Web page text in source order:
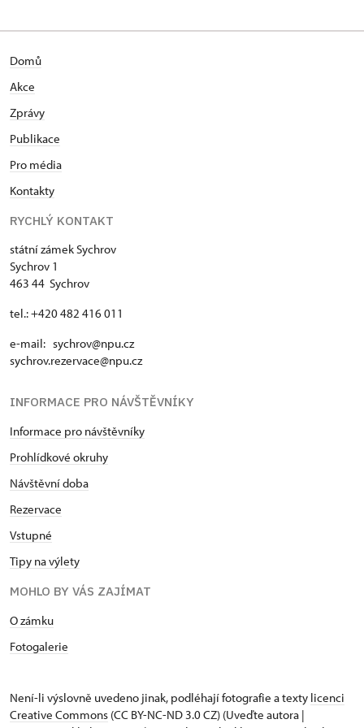
Domů
Akce
Zprávy
Publikace
Pro média
Kontakty
RYCHLÝ KONTAKT
státní zámek Sychrov
Sychrov 1
463 44 Sychrov
tel.: +420 482 416 011
e-mail: sychrov@npu.cz
sychrov.rezervace@npu.cz
INFORMACE PRO NÁVŠTĚVNÍKY
Informace pro návštěvníky
Prohlídkové okruhy
Návštěvní doba
Rezervace
Vstupné
Tipy na výlety
MOHLO BY VÁS ZAJÍMAT
O zámku
Fotogalerie
Není-li výslovně uvedeno jinak, podléhají fotografie a texty licenci
Creative Commons (CC BY-NC-ND 3.0 CZ) (Uveďte autora |